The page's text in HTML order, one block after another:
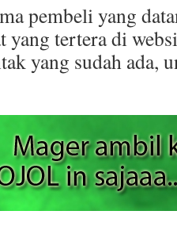
pembeli yang
yang tertera di
yang sudah ada,